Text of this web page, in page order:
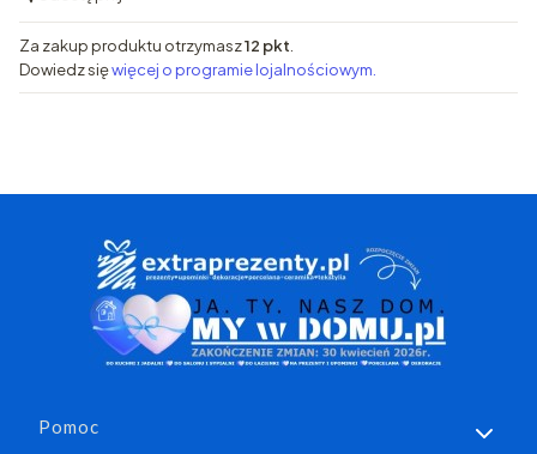
Za zakup produktu otrzymasz12 pkt
Dowiedz sięwięcej o programie lojalnościowym.
Linki w stopce
Pomoc